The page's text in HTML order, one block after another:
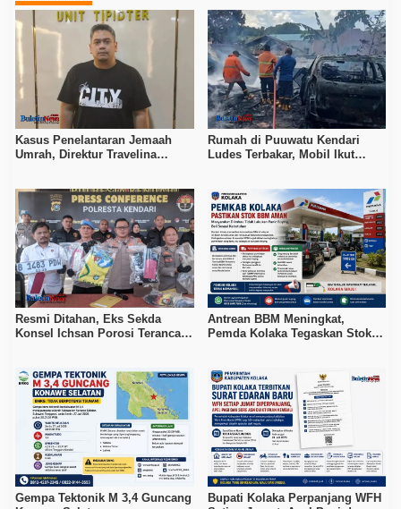
Kasus Penelantaran Jemaah
Umrah, Direktur Travelina
Rumah di Puuwatu Kendari
Ludes Terbakar, Mobil Ikut
Resmi Ditahan, Eks Sekda
Konsel Ichsan Porosi Terancam
Antrean BBM Meningkat,
Pemda Kolaka Tegaskan Stok
Gempa Tektonik M 3,4 Guncang
Bupati Kolaka Perpanjang WFH